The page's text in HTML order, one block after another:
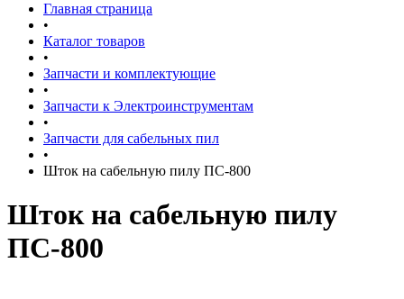
Главная страница
•
Каталог товаров
•
Запчасти и комплектующие
•
Запчасти к Электроинструментам
•
Запчасти для сабельных пил
•
Шток на сабельную пилу ПС-800
Шток на сабельную пилу
ПС-800